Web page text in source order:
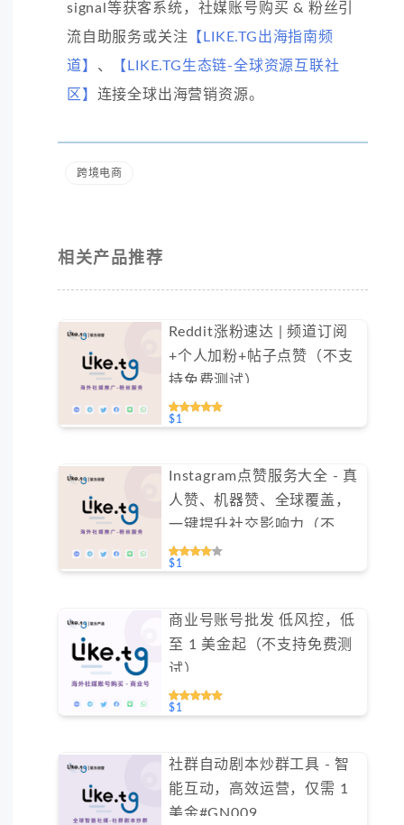
signal等获客系统，社媒账号购买 & 粉丝引
流自助服务或关注 【LIKE.TG出海指南频
道】 、
【LIKE.TG生态链-全球资源互联社
区】 连接全球出海营销资源。
跨境电商
相关产品推荐
Reddit涨粉速达 | 频道订阅
+个人加粉+帖子点赞（不支
持免费测试）
$1
Instagram点赞服务大全 - 真
人赞、机器赞、全球覆盖，
一键提升社交影响力（不支
持免费测试）
$1
商业号账号批发 低风控，低
至 1 美金起（不支持免费测
试）
$1
社群自动剧本炒群工具 - 智
能互动，高效运营，仅需 1
美金#GN009